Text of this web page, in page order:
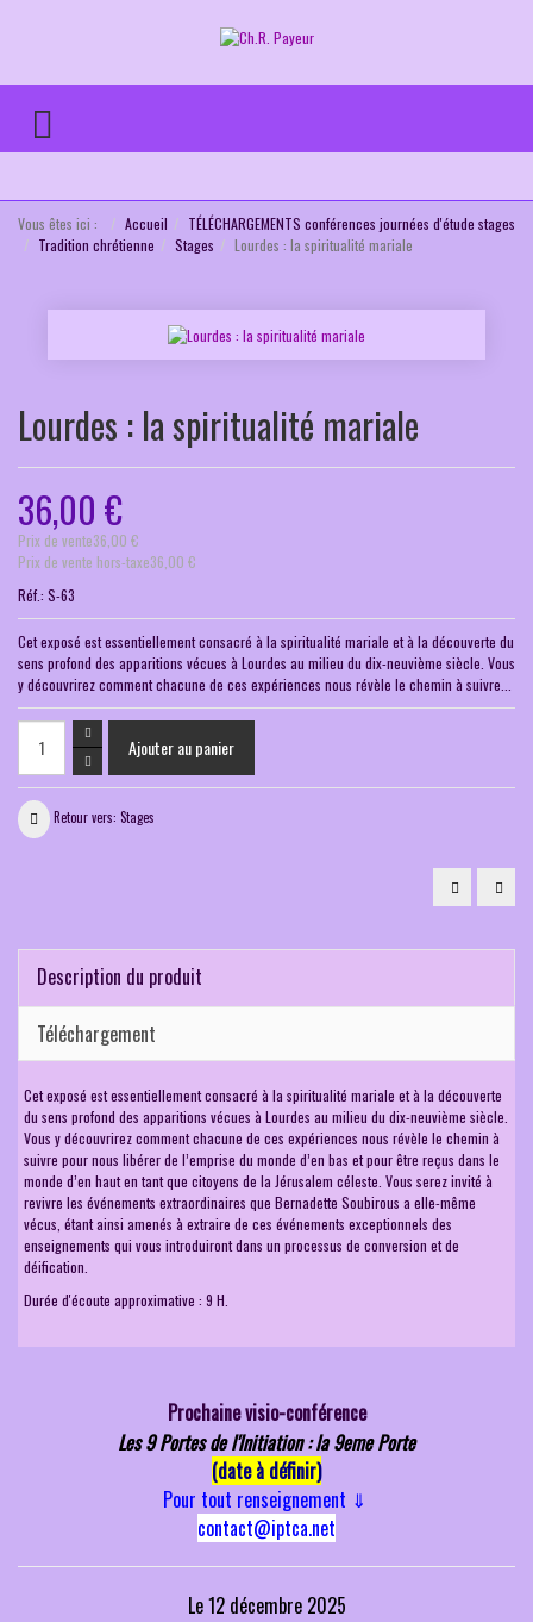
TOGGLE MENU
Vous êtes ici : Accueil
TÉLÉCHARGEMENTS conférences journées d'étude stages
Tradition chrétienne
Stages Lourdes : la spiritualité mariale
Lourdes : la spiritualité mariale
36,00 €
Prix ​​de vente36,00 €
Prix de vente hors-taxe36,00 €
Réf.: S-63
Cet exposé est essentiellement consacré à la spiritualité mariale et à la découverte du
sens profond des apparitions vécues à Lourdes au milieu du dix-neuvième siècle. Vous
y découvrirez comment chacune de ces expériences nous révèle le chemin à suivre...
Retour vers: Stages
Chartres
la
Description du produit
Téléchargement
Cet exposé est essentiellement consacré à la spiritualité mariale et à la découverte
du sens profond des apparitions vécues à Lourdes au milieu du dix-neuvième siècle.
Vous y découvrirez comment chacune de ces expériences nous révèle le chemin à
suivre pour nous libérer de l’emprise du monde d’en bas et pour être reçus dans le
monde d’en haut en tant que citoyens de la Jérusalem céleste. Vous serez invité à
revivre les événements extraordinaires que Bernadette Soubirous a elle-même
vécus, étant ainsi amenés à extraire de ces événements exceptionnels des
enseignements qui vous introduiront dans un processus de conversion et de
déification.
Durée d'écoute approximative : 9 H.
Prochaine visio-conférence
Les 9 Portes de l'Initiation : la 9eme Porte
(date à définir)
Pour tout renseignement ⇓
contact@iptca.net
Le 12 décembre 2025